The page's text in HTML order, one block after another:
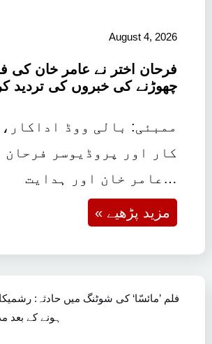
August 4, 2026
فرحان اختر نے عامر خان کی
چھوڑنے کی خبروں کی تردید
ممبئی: بالی ووڈ
کار اور پروڈیوسر فرحان
عامر خان اور ہدایت…
« مزید پڑھیے